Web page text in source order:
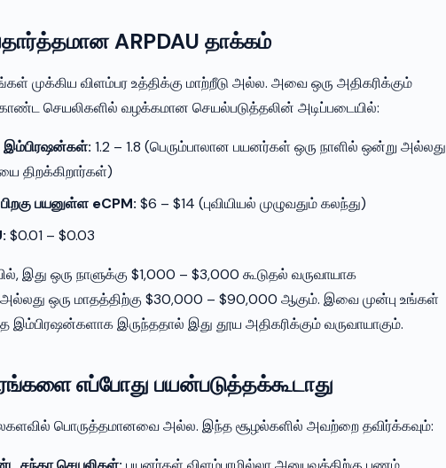
ARPDAU தாக்கம்
முக்கிய விளம்பர உத்திக்கு மாற்றீடு அல்ல. அவை ஒரு அதிகரிக்கும்
செயலிகளில் வழக்கமான செயல்படுத்தலின் அடிப்படையில்:
இம்பிரஷன்கள்: 1.2 – 1.8 (பெரும்பாலான பயனர்கள் ஒரு நாளில் ஒன்று அல்லது
திறக்கிறார்கள்)
பயனுள்ள eCPM: $6 – $14 (புவியியல் முழுவதும் கலந்து)
$0.01 – $0.03
இது ஒரு நாளுக்கு $1,000 – $3,000 கூடுதல் வருவாயாக
அல்லது ஒரு மாதத்திற்கு $30,000 – $90,000 ஆகும். இவை முன்பு உங்கள்
இம்பிரஷன்களாக இருந்ததால் இது தூய அதிகரிக்கும் வருவாயாகும்.
எப்போது பயன்படுத்தக்கூடாது
பொருத்தமானவை அல்ல. இந்த சூழல்களில் அவற்றை தவிர்க்கவும்: